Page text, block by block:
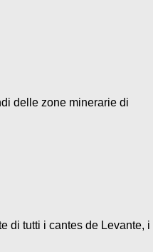
delle zone minerarie di
di tutti i cantes de Levante, i